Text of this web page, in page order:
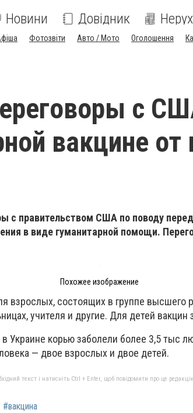
Новини Довідник
Фотозвіти Авто / Мото Оголошення
с
вакцине от
с правительством США по поводу
в виде гуманитарной помощи.
Похожее изображение
взрослых, состоящих в группе высшего
учителя и другие. Для детей вакцин
Украине корью заболели более 3,5 тыс
— двое взрослых и двое детей.
текст і натисніть Ctrl + Enter, щоб повідомити про це
#вакцина